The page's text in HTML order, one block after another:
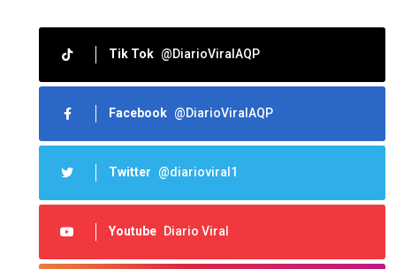
Tik Tok @DiarioViralAQP
Facebook @DiarioViralAQP
Twitter @diarioviral1
Youtube Diario Viral